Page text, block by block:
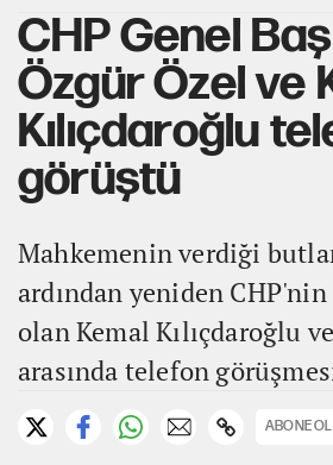
CHP Genel
Özgür Özel ve
Kılıçdaroğlu
görüştü
Mahkemenin verdiği
ardından yeniden CHP'nin
olan Kemal Kılıçdaroğlu
arasında telefon
ABONE OL